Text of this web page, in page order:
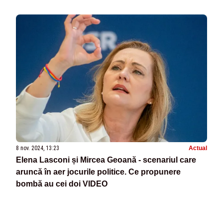
8 nov. 2024, 13:23 Actual
Elena Lasconi și Mircea Geoană - scenariul care
aruncă în aer jocurile politice. Ce propunere
bombă au cei doi VIDEO